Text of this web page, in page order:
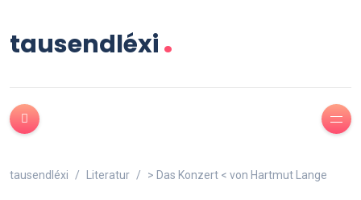
tausendléxi.
tausendléxi Literatur > Das Konzert < von Hartmut Lange